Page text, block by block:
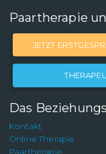
Paartherapie
JETZT
Das
Kontakt
Online Therapie
Paartherapie